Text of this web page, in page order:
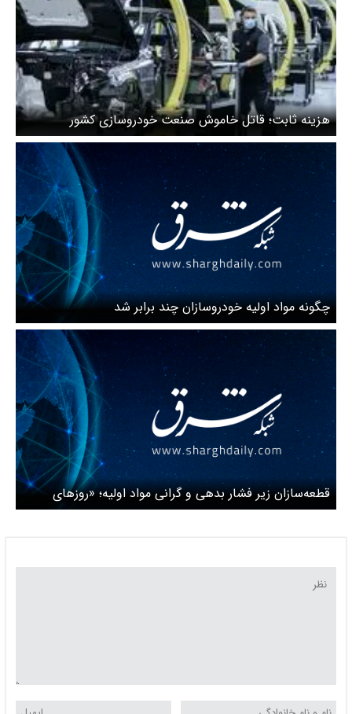
هزینه ثابت؛ قاتل خاموش صنعت خودروسازی کشور
چگونه مواد اولیه خودروسازان چند برابر شد
قطعه‌سازان زیر فشار بدهی و گرانی مواد اولیه؛ «روزهای
سخت صنعت خودرو در راه است»